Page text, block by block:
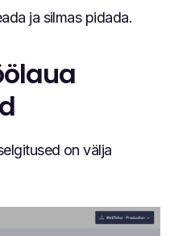
ja silmas pidada.
on välja